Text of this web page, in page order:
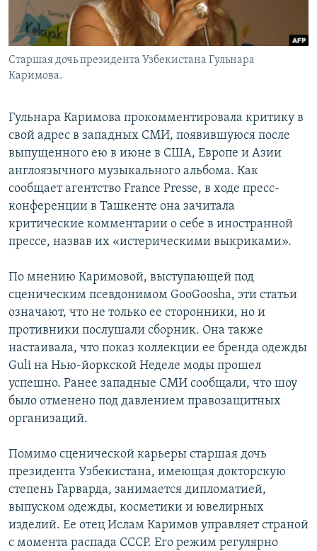
Старшая дочь президента Узбекистана Гульнара
Каримова.
Гульнара Каримова прокомментировала критику в
свой адрес в западных СМИ, появившуюся после
выпущенного ею в июне в США, Европе и Азии
англоязычного музыкального альбома. Как
сообщает агентство France Presse, в ходе пресс-
конференции в Ташкенте она зачитала
критические комментарии о себе в иностранной
прессе, назвав их «истерическими выкриками».
По мнению Каримовой, выступающей под
сценическим псевдонимом GooGoosha, эти статьи
означают, что не только ее сторонники, но и
противники послушали сборник. Она также
настаивала, что показ коллекции ее бренда одежды
Guli на Нью-йоркской Неделе моды прошел
успешно. Ранее западные СМИ сообщали, что шоу
было отменено под давлением правозащитных
организаций.
Помимо сценической карьеры старшая дочь
президента Узбекистана, имеющая докторскую
степень Гарварда, занимается дипломатией,
выпуском одежды, косметики и ювелирных
изделий. Ее отец Ислам Каримов управляет страной
с момента распада СССР. Его режим регулярно